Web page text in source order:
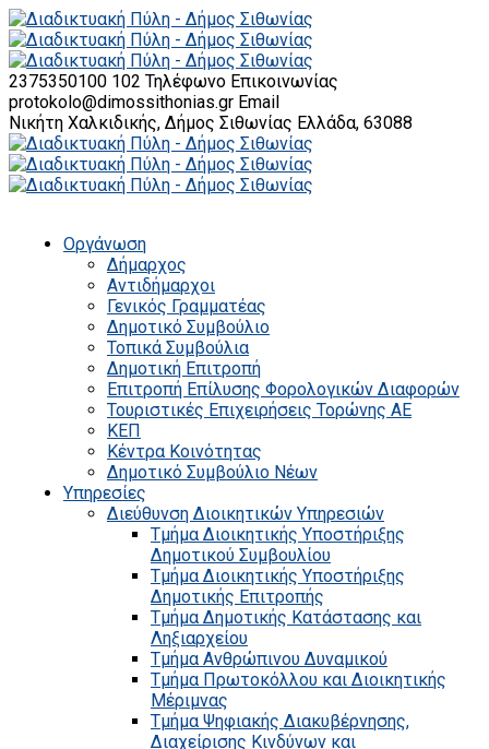
2375350100 102 Τηλέφωνο Επικοινωνίας
protokolo@dimossithonias.gr Email
Νικήτη Χαλκιδικής, Δήμος Σιθωνίας Ελλάδα, 63088
Οργάνωση
Δήμαρχος
Αντιδήμαρχοι
Γενικός Γραμματέας
Δημοτικό Συμβούλιο
Τοπικά Συμβούλια
Δημοτική Επιτροπή
Επιτροπή Επίλυσης Φορολογικών Διαφορών
Τουριστικές Επιχειρήσεις Τορώνης ΑΕ
ΚΕΠ
Κέντρα Κοινότητας
Δημοτικό Συμβούλιο Νέων
Υπηρεσίες
Διεύθυνση Διοικητικών Υπηρεσιών
Τμήμα Διοικητικής Υποστήριξης
Δημοτικού Συμβουλίου
Τμήμα Διοικητικής Υποστήριξης
Δημοτικής Επιτροπής
Τμήμα Δημοτικής Κατάστασης και
Ληξιαρχείου
Τμήμα Ανθρώπινου Δυναμικού
Τμήμα Πρωτοκόλλου και Διοικητικής
Μέριμνας
Τμήμα Ψηφιακής Διακυβέρνησης,
Διαχείρισης Κινδύνων και